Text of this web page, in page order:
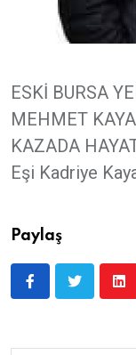
ESKİ BURSA
MEHMET
KAZADA
Eşi Kadriye
Paylaş